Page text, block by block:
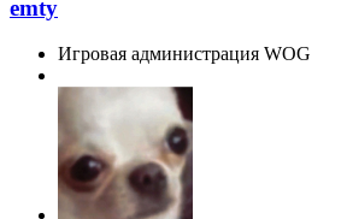
emty
Игровая администрация WOG